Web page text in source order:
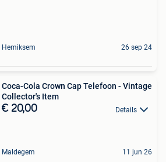
Hemiksem 26 sep 24
Coca-Cola Crown Cap Telefoon - Vintage
Collector's Item
€ 20,00 Details
Maldegem 11 jun 26